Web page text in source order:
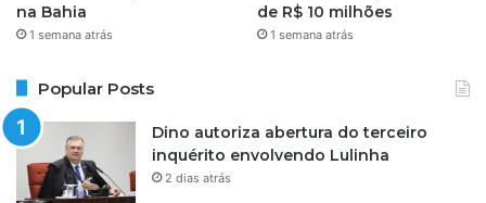
na Bahia
1 semana atrás
de R$ 10 milhões
1 semana atrás
Popular Posts
Dino autoriza abertura do terceiro
inquérito envolvendo Lulinha
2 dias atrás